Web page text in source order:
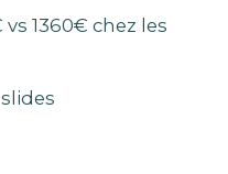
1360€ chez les